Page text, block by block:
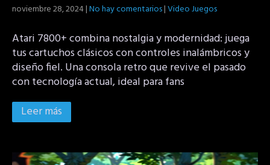
noviembre 28, 2024|No hay comentarios|Video Juegos
Atari 7800+ combina nostalgia y modernidad: juega
tus cartuchos clásicos con controles inalámbricos y
diseño fiel. Una consola retro que revive el pasado
con tecnología actual, ideal para fans
Leer más